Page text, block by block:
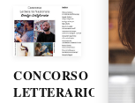
CONCORSO
LETTERARIO